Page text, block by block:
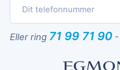
Eller ring 71 99 71 90 -